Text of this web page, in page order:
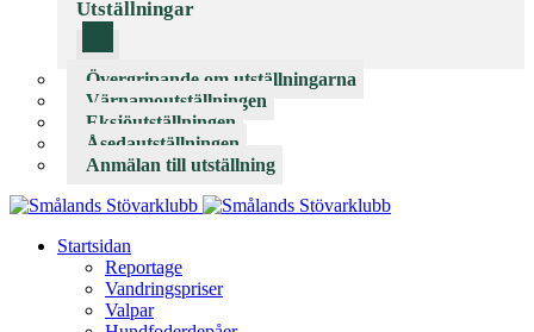
Utställningar
Övergripande om utställningarna
Värnamoutställningen
Eksjöutställningen
Åsedautställningen
Anmälan till utställning
Startsidan
Reportage
Vandringspriser
Valpar